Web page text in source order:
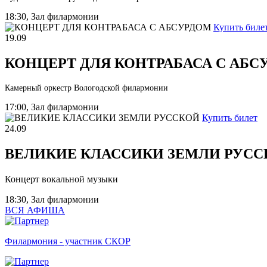
18:30, Зал филармонии
Купить
19.09
КОНЦЕРТ ДЛЯ КОНТРАБАСА С
Камерный оркестр Вологодской филармонии
17:00, Зал филармонии
Купить билет
24.09
ВЕЛИКИЕ КЛАССИКИ ЗЕМЛИ
Концерт вокальной музыки
18:30, Зал филармонии
ВСЯ АФИША
Филармония - участник СКОР